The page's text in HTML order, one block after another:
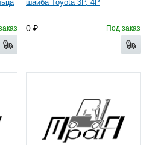
шайба Toyota 3P, 4P
0 Под заказ